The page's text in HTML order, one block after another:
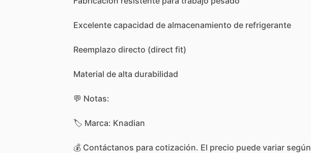
Excelente capacidad de almacenamiento de refrigerante
Reemplazo directo (direct fit)
Material de alta durabilidad
💬 Notas:
🏷️ Marca: Knadian
💰 Contáctanos para cotización. El precio puede variar según